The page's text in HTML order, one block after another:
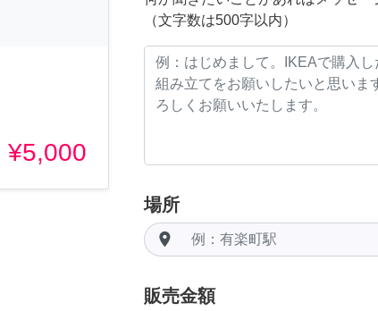
¥5,000
（文字数は500字以内）
場所
room
販売金額